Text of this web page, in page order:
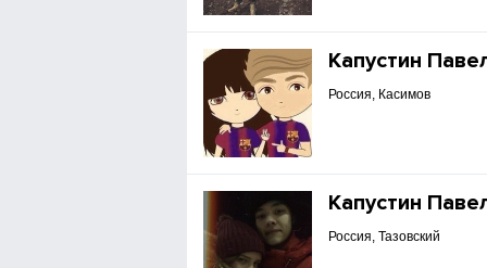
Капустин
Россия, Касимов
Капустин
Россия, Тазовский